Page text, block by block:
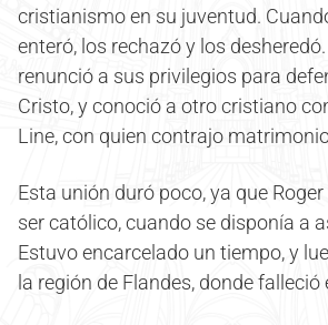
cristianismo en su juventud.
enteró, los rechazó y los
renunció a sus privilegios para
Cristo, y conoció a otro cristiano
Line, con quien contrajo
Esta unión duró poco, ya que
ser católico, cuando se disponía a
Estuvo encarcelado un tiempo, y
la región de Flandes, donde falleció